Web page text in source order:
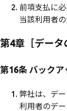
前項支払に
当該利用者の
第4章［データ
第16条 バックア
弊社は、デ
利用者のデ